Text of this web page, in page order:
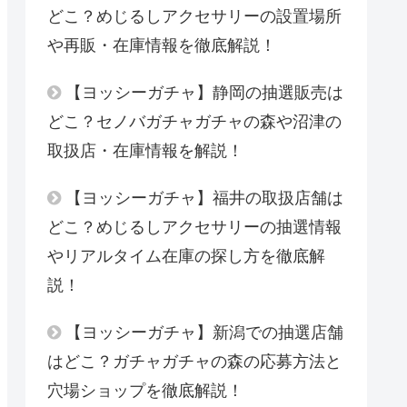
どこ？めじるしアクセサリーの設置場所
や再販・在庫情報を徹底解説！
【ヨッシーガチャ】静岡の抽選販売は
どこ？セノバガチャガチャの森や沼津の
取扱店・在庫情報を解説！
【ヨッシーガチャ】福井の取扱店舗は
どこ？めじるしアクセサリーの抽選情報
やリアルタイム在庫の探し方を徹底解
説！
【ヨッシーガチャ】新潟での抽選店舗
はどこ？ガチャガチャの森の応募方法と
穴場ショップを徹底解説！